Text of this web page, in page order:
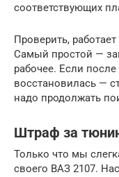
соответствующих
Проверить,
Самый простой —
рабочее. Если после
восстановилась —
надо продолжать
Штраф за
Только что мы
своего ВАЗ 2107.